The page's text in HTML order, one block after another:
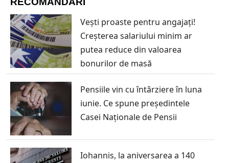
Vești proaste pentru angajați!
Creșterea salariului minim ar
putea reduce din valoarea
bonurilor de masă
Pensiile vin cu întârziere în luna
iunie. Ce spune președintele
Casei Naționale de Pensii
Iohannis, la aniversarea a 140